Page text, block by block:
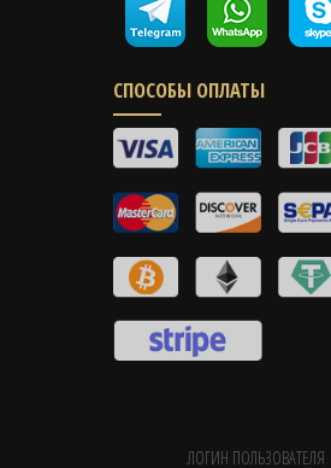
СПОСОБЫ ОПЛАТЫ
ЛОГИН ПОЛЬЗОВАТЕЛЯ